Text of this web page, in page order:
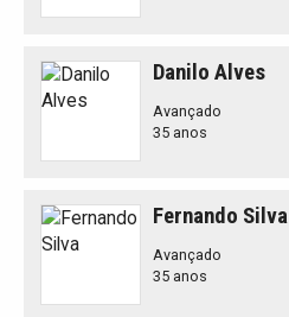
Danilo Alves
Avançado
35 anos
Fernando Silva
Avançado
35 anos